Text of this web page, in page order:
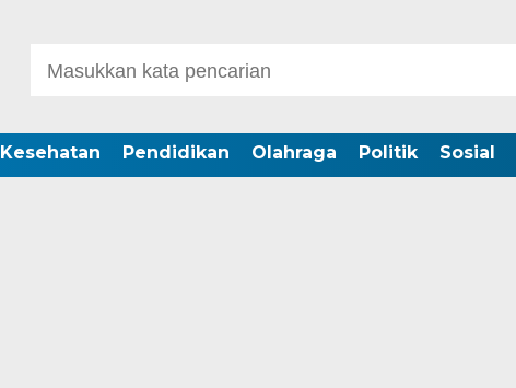
Kesehatan Pendidikan Olahraga Politik Sosial